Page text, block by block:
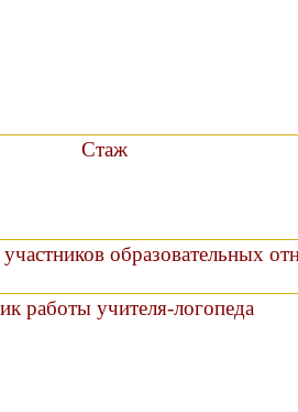
Стаж
образовательных
работы учителя-логопеда